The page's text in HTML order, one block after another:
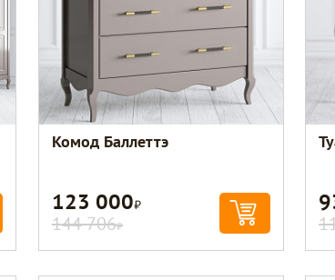
Комод Баллеттэ
123 000Р
144 706Р